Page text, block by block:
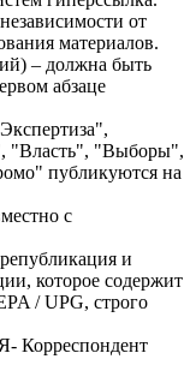
от
материалов.
– должна быть
абзаце
"Власть", "Выборы",
публикуются на
с
и
которое содержит
/ UPG, строго
Корреспондент